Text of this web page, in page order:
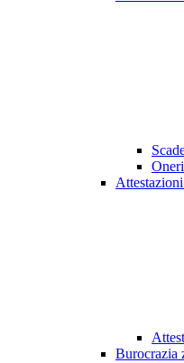
Burocrazia